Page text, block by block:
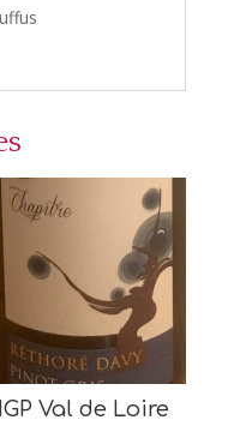
IGP Val de Loire